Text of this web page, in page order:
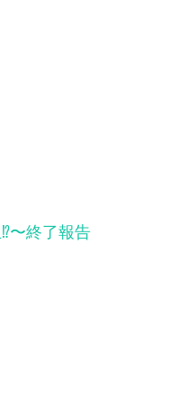
〜終了報告